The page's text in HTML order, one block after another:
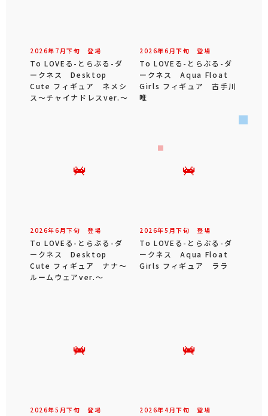
2026年 7 月下旬 登場
To LOVEる-とらぶる-ダ
ークネス Desktop
Cute フィギュア ネメシ
ス～チャイナドレスver.～
2026年6 月下旬 登場
To LOVEる-とらぶる-ダ
ークネス Aqua Float
Girls フィギュア 古手川
唯
2026年6 月下旬 登場
To LOVEる-とらぶる-ダ
ークネス Desktop
Cute フィギュア ナナ～
ルームウェアver.～
2026年5 月下旬 登場
To LOVEる-とらぶる-ダ
ークネス Aqua Float
Girls フィギュア ララ
2026年5 月下旬 登場 2026年4 月下旬 登場